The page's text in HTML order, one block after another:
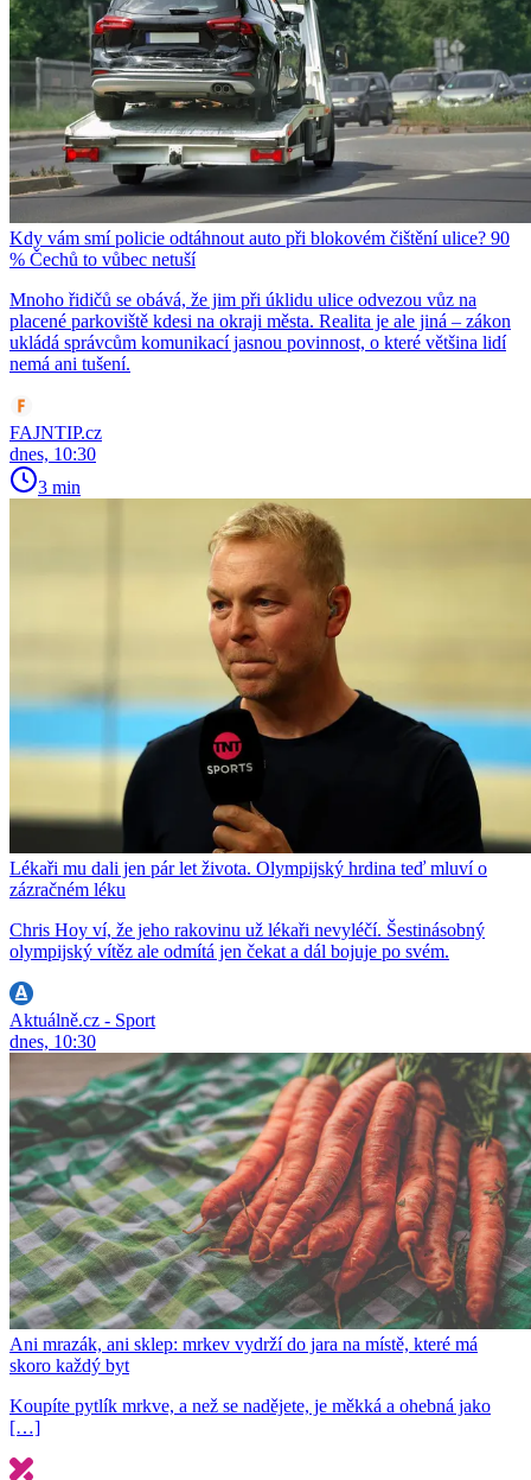
Kdy vám smí policie odtáhnout auto při blokovém čištění ulice? 90
% Čechů to vůbec netuší
Mnoho řidičů se obává, že jim při úklidu ulice odvezou vůz na
placené parkoviště kdesi na okraji města. Realita je ale jiná – zákon
ukládá správcům komunikací jasnou povinnost, o které většina lidí
nemá ani tušení.
FAJNTIP.cz
dnes, 10:30
3 min
Lékaři mu dali jen pár let života. Olympijský hrdina teď mluví o
zázračném léku
Chris Hoy ví, že jeho rakovinu už lékaři nevyléčí. Šestinásobný
olympijský vítěz ale odmítá jen čekat a dál bojuje po svém.
Aktuálně.cz - Sport
dnes, 10:30
Ani mrazák, ani sklep: mrkev vydrží do jara na místě, které má
skoro každý byt
Koupíte pytlík mrkve, a než se nadějete, je měkká a ohebná jako
[…]